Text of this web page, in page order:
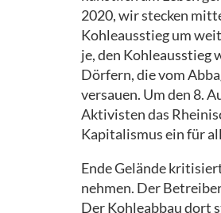
2020, wir stecken
Kohleausstieg um
je, den Kohleausstieg
Dörfern, die vom
versauen. Um den 8.
Aktivisten das
Kapitalismus ein für
Ende Gelände
nehmen. Der
Der Kohleabbau dort